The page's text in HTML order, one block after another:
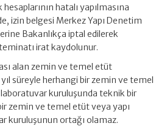
hatalı yapılmasına
izin belgesi Merkez Yapı Denetim
Bakanlıkça iptal edilerek
irat kaydolunur.
alan zemin ve temel etüt
süreyle herhangi bir zemin ve temel
kuruluşunda teknik bir
zemin ve temel etüt veya yapı
kuruluşunun ortağı olamaz.